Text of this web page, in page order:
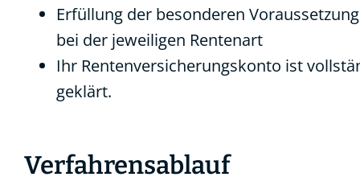
Erfüllung der besonderen
bei der jeweiligen Rentenart
Ihr Rentenversicherungskonto ist
geklärt.
Verfahrensablauf